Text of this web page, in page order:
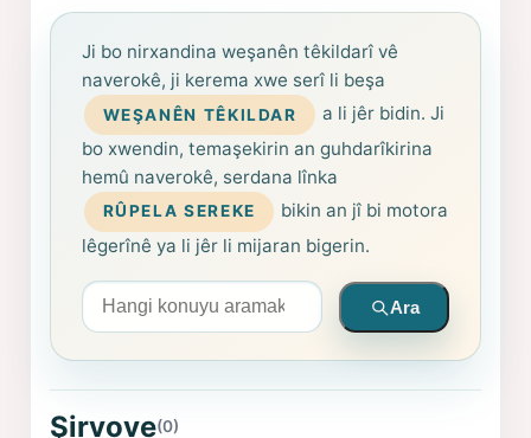
Ji bo nirxandina weşanên têkildarî vê
naverokê, ji kerema xwe serî li beşa
WEŞANÊN TÊKILDAR
a li jêr bidin. Ji
bo xwendin, temaşekirin an guhdarîkirina
hemû naverokê, serdana lînka
RÛPELA SEREKE
bikin an jî bi motora
lêgerînê ya li jêr li mijaran bigerin.
Arama yapın
Ara
Şirvove(0)